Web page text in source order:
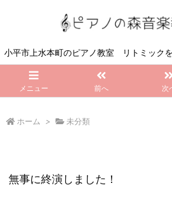
小平市上水本町のピアノ教室 リトミック
メニュー 前へ 次
ホーム > 未分類
無事に終演しました！